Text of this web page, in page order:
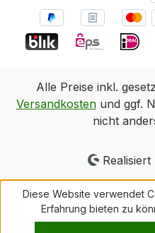
Alle Preise inkl.
Versandkostenund ggf.
nicht
Diese Website verwendet
Erfahrung bieten zu